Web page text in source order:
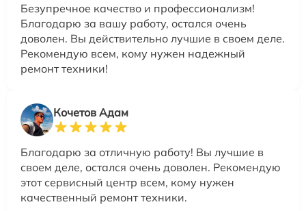
Безупречное качество и профессионализм!
Благодарю за вашу работу, остался очень
доволен. Вы действительно лучшие в своем деле.
Рекомендую всем, кому нужен надежный
ремонт техники!
Кочетов Адам
Благодарю за отличную работу! Вы лучшие в
своем деле, остался очень доволен. Рекомендую
этот сервисный центр всем, кому нужен
качественный ремонт техники.